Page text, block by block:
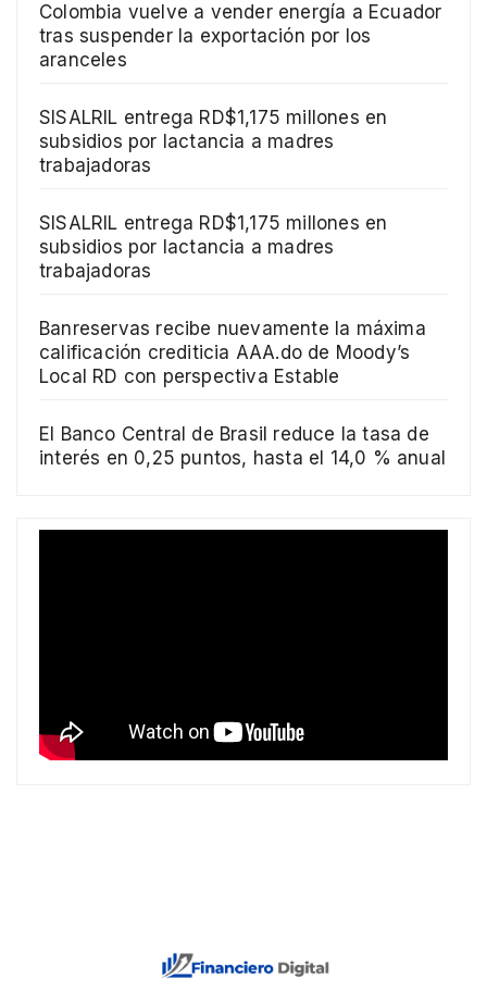
Colombia vuelve a vender energía a Ecuador
tras suspender la exportación por los
aranceles
SISALRIL entrega RD$1,175 millones en
subsidios por lactancia a madres
trabajadoras
SISALRIL entrega RD$1,175 millones en
subsidios por lactancia a madres
trabajadoras
Banreservas recibe nuevamente la máxima
calificación crediticia AAA.do de Moody’s
Local RD con perspectiva Estable
El Banco Central de Brasil reduce la tasa de
interés en 0,25 puntos, hasta el 14,0 % anual